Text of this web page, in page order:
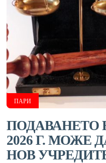
ПАРИ
ПОДАВАНЕТО
2026 Г. МОЖЕ
НОВ